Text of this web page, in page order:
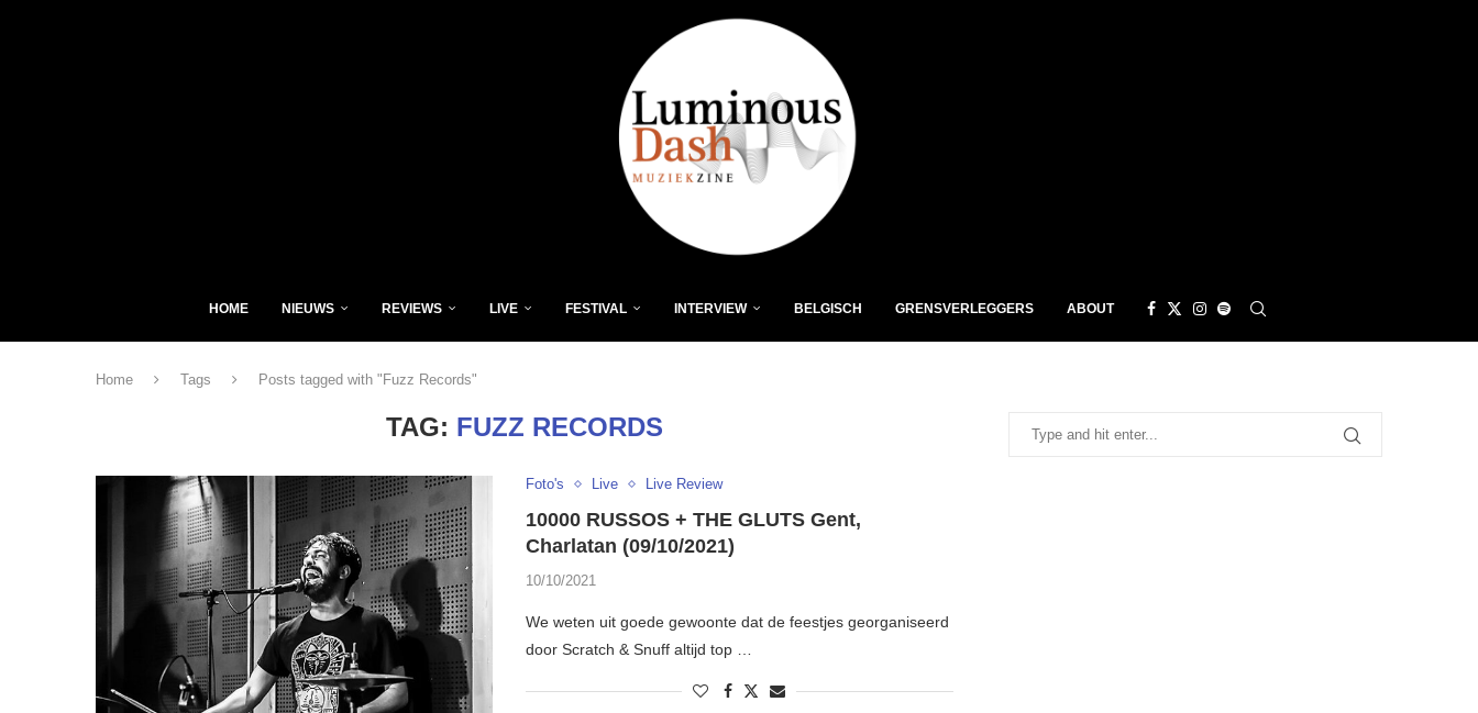
HOME NIEUWS REVIEWS LIVE FESTIVAL INTERVIEW BELGISCH GRENSVERLEGGERS ABOUT
Home Tags Posts tagged with "Fuzz Records"
TAG: FUZZ RECORDS
Foto's Live Live Review
10000 RUSSOS + THE GLUTS Gent,
Charlatan (09/10/2021)
10/10/2021
We weten uit goede gewoonte dat de feestjes georganiseerd
door Scratch & Snuff altijd top …